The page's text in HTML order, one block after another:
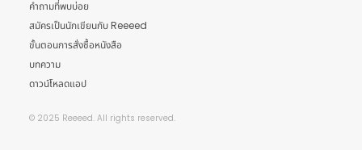
คำถามที่พบบ่อย
สมัครเป็นนักเขียนกับ Reeeed
ขั้นตอนการสั่งซื้อหนังสือ
บทความ
ดาวน์โหลดแอป
© 2025 Reeeed. All rights reserved.